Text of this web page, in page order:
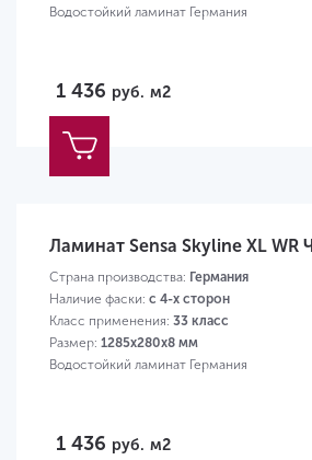
Водостойкий ламинат Германия
1 436 руб. м2
Ламинат Sensa Skyline XL WR
Страна производства: Германия
Наличие фаски: с 4-х сторон
Класс применения: 33 класс
Размер: 1285х280х8 мм
Водостойкий ламинат Германия
1 436 руб. м2